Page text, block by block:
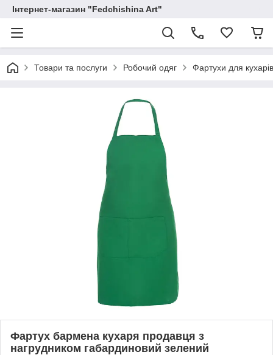
Інтернет-магазин "Fedchishina Art"
Товари та послуги Робочий одяг Фартухи для
Фартух бармена кухаря продавця з
нагрудником габардиновий зелений